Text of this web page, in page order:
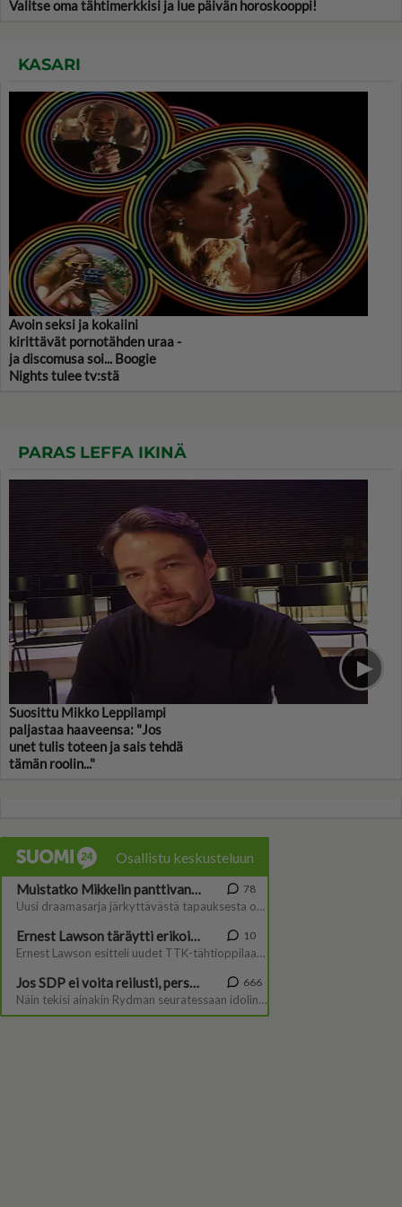
Valitse oma tähtimerkkisi ja lue päivän horoskooppi!
KASARI
Avoin seksi ja kokaiini
kirittävät pornotähden uraa -
ja discomusa soi... Boogie
Nights tulee tv:stä
PARAS LEFFA IKINÄ
Suosittu Mikko Leppilampi
paljastaa haaveensa: "Jos
unet tulis toteen ja sais tehdä
tämän roolin..."